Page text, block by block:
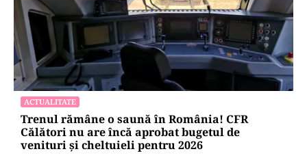
NECONVENTIONAL
FrikiPedia: răzbunarea electrocasnicelor.
Românii îl atacă pe Bolojan cu fierul de călcat
EXCLUSIV
EXCLUSIV